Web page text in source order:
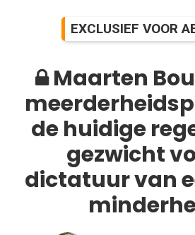
EXCLUSIEF VOOR
Maarten
de huidige
gezwicht
dictatuur van